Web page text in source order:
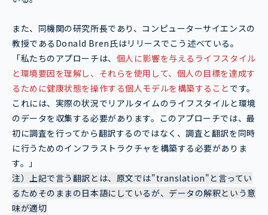
また、同機関の研究所長であり、コンピューターサイエンスの
教授であるDonald Bren氏はリリースでこう述べている。
「私たちのアプローチは、 個人に影響を与えるライフスタイル
と環境要因を理解し、それらを使用して、個人の目標を達成す
るために健康状態を操作する個人モデルを構築すること です。
これには、実際の状況でリアルタイムのライフスタイルと環境
のデータを収集する必要があります。このアプローチでは、最
初に調査を行ってから翻訳するのではなく、調査と翻訳を同時
に行うためのインフラストラクチャを構築する必要がありま
す。」
注）上記で言う翻訳とは、原文では"translation"と言ってい
るためそのままの日本語にしているが、データの解釈という意
味が適切